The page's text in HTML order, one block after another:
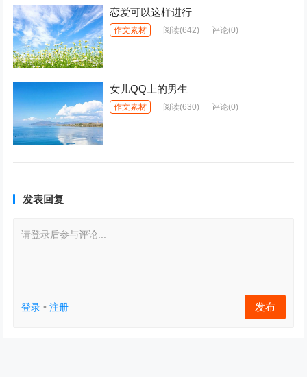
恋爱可以这样进行
作文素材 阅读(642) 评论(0)
女儿QQ上的男生
作文素材 阅读(630) 评论(0)
发表回复
请登录后参与评论...
登录 •注册 发布